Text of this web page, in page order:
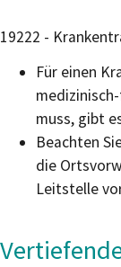
19222 -
Für einen
muss, gibt
Beachten
die
Leitstelle